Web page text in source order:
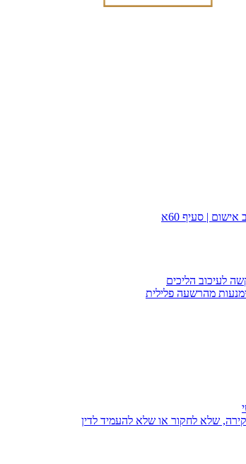
| סעיף 60א
לעיכוב הליכים
מהרשעה פלילית
שלא לחקור או שלא להעמיד לדין